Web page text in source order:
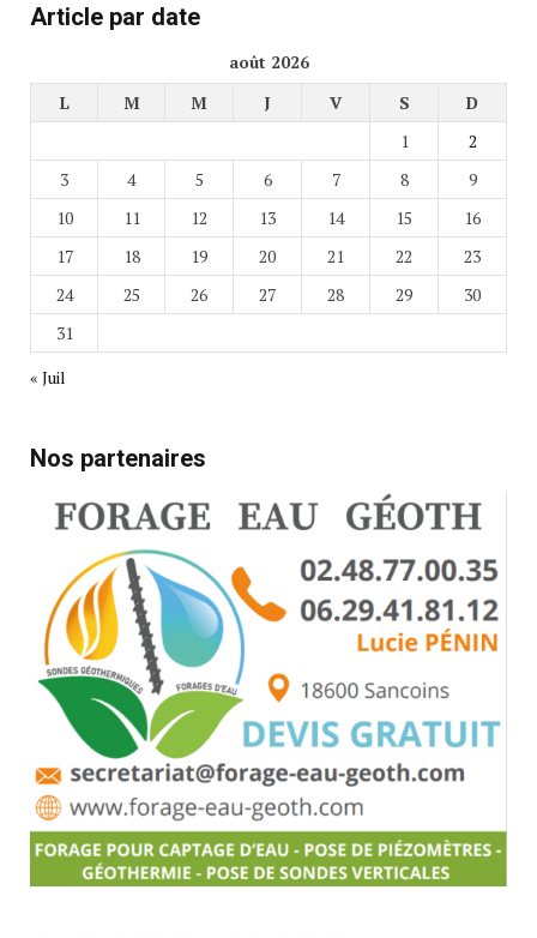
Article par date
août 2026
L
M M J V S
D
1
2
3
4 5 6 7 8
9
10
11 12 13 14 15
16
17
18 19 20 21 22
23
24
25 26 27 28 29
30
31
« Juil
Nos partenaires